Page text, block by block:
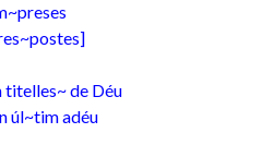
titelles~ de Déu
úl~tim adéu